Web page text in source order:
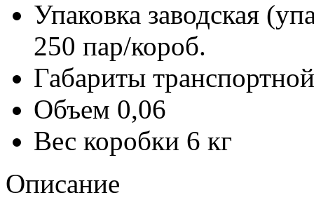
Упаковка заводская
250 пар/короб.
Габариты
Объем 0,06
Вес коробки 6 кг
Описание